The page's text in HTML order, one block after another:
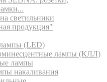
светильники
продукция"
(LED)
лампы (КЛЛ)
лампы
накаливания